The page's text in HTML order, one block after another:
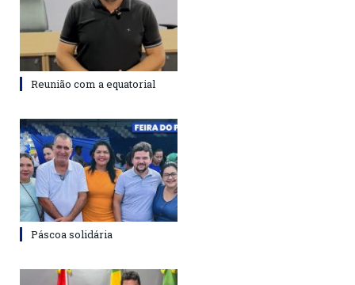
Reunião com a equatorial
Páscoa solidária